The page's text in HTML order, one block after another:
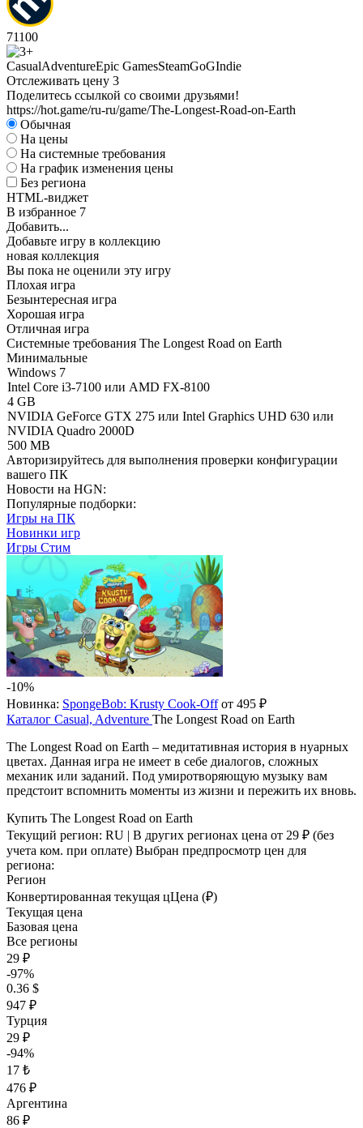
71100
CasualAdventureEpic GamesSteamGoGIndie
Отслеживать цену 3
Поделитесь ссылкой со своими друзьями!
https://hot.game/ru-ru/game/The-Longest-Road-on-Earth
Обычная
На цены
На системные требования
На график изменения цены
Без региона
HTML-виджет
В избранное 7
Добавить...
Добавьте игру в коллекцию
новая коллекция
Вы пока не оценили эту игру
Плохая игра
Безынтересная игра
Хорошая игра
Отличная игра
Системные требования The Longest Road on Earth
Минимальные
Windows 7
Intel Core i3-7100 или AMD FX-8100
4 GB
NVIDIA GeForce GTX 275 или Intel Graphics UHD 630 или
NVIDIA Quadro 2000D
500 MB
Авторизируйтесь для выполнения проверки конфигурации
вашего ПК
Новости на HGN:
Популярные подборки:
Игры на ПК
Новинки игр
Игры Стим
-10%
Новинка: SpongeBob: Krusty Cook-Offот 495 ₽
Каталог Casual, Adventure The Longest Road on Earth
The Longest Road on Earth – медитативная история в нуарных
цветах. Данная игра не имеет в себе диалогов, сложных
механик или заданий. Под умиротворяющую музыку вам
предстоит вспомнить моменты из жизни и пережить их вновь.
Купить The Longest Road on Earth
Текущий регион: RU | В других регионах цена от 29 ₽ (без
учета ком. при оплате) Выбран предпросмотр цен для
региона:
Регион
Конвертированная текущая цЦена (₽)
Текущая цена
Базовая цена
Все регионы
29 ₽
-97%
0.36 $
947 ₽
Турция
29 ₽
-94%
17 ₺
476 ₽
Аргентина
86 ₽